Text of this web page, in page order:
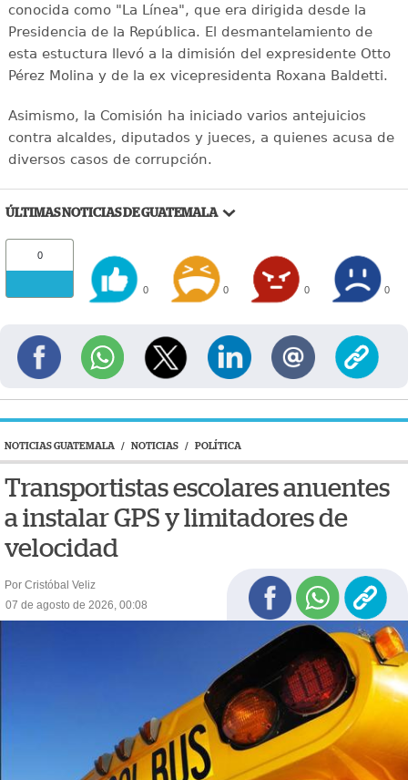
conocida como "La Línea", que era dirigida desde la
Presidencia de la República. El desmantelamiento de
esta estuctura llevó a la dimisión del expresidente Otto
Pérez Molina y de la ex vicepresidenta Roxana Baldetti.
Asimismo, la Comisión ha iniciado varios antejuicios
contra alcaldes, diputados y jueces, a quienes acusa de
diversos casos de corrupción.
ÚLTIMAS NOTICIAS DE GUATEMALA
0
0 0 0 0
NOTICIAS GUATEMALA / NOTICIAS / POLÍTICA
Transportistas escolares anuentes
a instalar GPS y limitadores de
velocidad
Por Cristóbal Veliz
07 de agosto de 2026, 00:08